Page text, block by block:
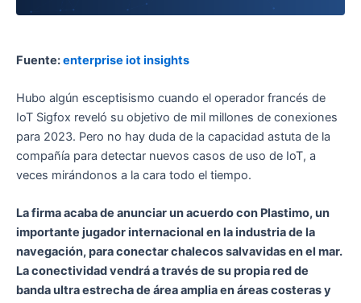
Fuente:enterprise iot insights
Hubo algún esceptisismo cuando el operador francés de
IoT Sigfox reveló su objetivo de mil millones de conexiones
para 2023. Pero no hay duda de la capacidad astuta de la
compañía para detectar nuevos casos de uso de IoT, a
veces mirándonos a la cara todo el tiempo.
La firma acaba de anunciar un acuerdo con Plastimo, un
importante jugador internacional en la industria de la
navegación, para conectar chalecos salvavidas en el mar.
La conectividad vendrá a través de su propia red de
banda ultra estrecha de área amplia en áreas costeras y